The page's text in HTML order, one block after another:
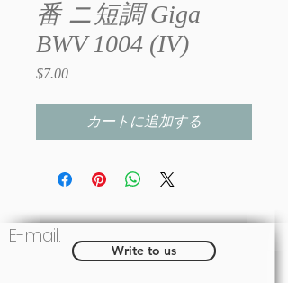
番 ニ短調 Giga
BWV 1004 (IV)
$7.00価
カートに追加する
Write to us
E-mail: